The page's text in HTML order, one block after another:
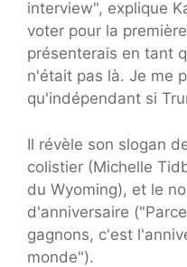
interview", explique
voter pour la
présenterais en tant
n'était pas là. Je me
qu'indépendant si
Il révèle son slogan
colistier (Michelle
du Wyoming), et le
d'anniversaire
gagnons, c'est
monde").